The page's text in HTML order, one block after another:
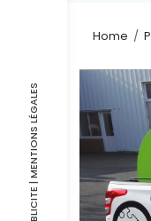
| MENTIONS LÉGALES
Home /